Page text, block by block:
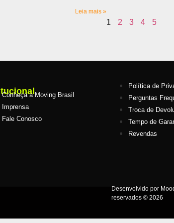
Leia mais »
1 2 3 4 5
Conheça a Moving Brasil
Imprensa
Fale Conosco
Política de
Perguntas
Troca de
Tempo de
Revendas
Desenvolvido por
reservados © 2026